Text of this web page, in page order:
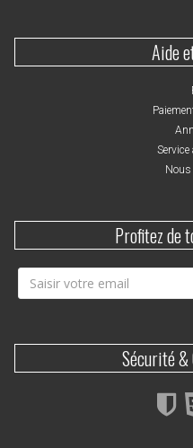
Aide
Service
Nous
Profitez de
Sécurité